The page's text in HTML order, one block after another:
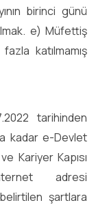
birinci günü
e) Müfettiş
katılmamış
tarihinden
kadar e-Devlet
Kariyer Kapısı
adresi
şartlara